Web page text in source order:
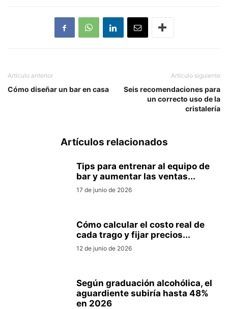
Artículo anterior
Cómo diseñar un bar en casa
Artículo siguiente
Seis recomendaciones para
un correcto uso de la
cristalería
Artículos relacionados
Tips para entrenar al equipo de
bar y aumentar las ventas...
17 de junio de 2026
Cómo calcular el costo real de
cada trago y fijar precios...
12 de junio de 2026
Según graduación alcohólica, el
aguardiente subiría hasta 48%
en 2026